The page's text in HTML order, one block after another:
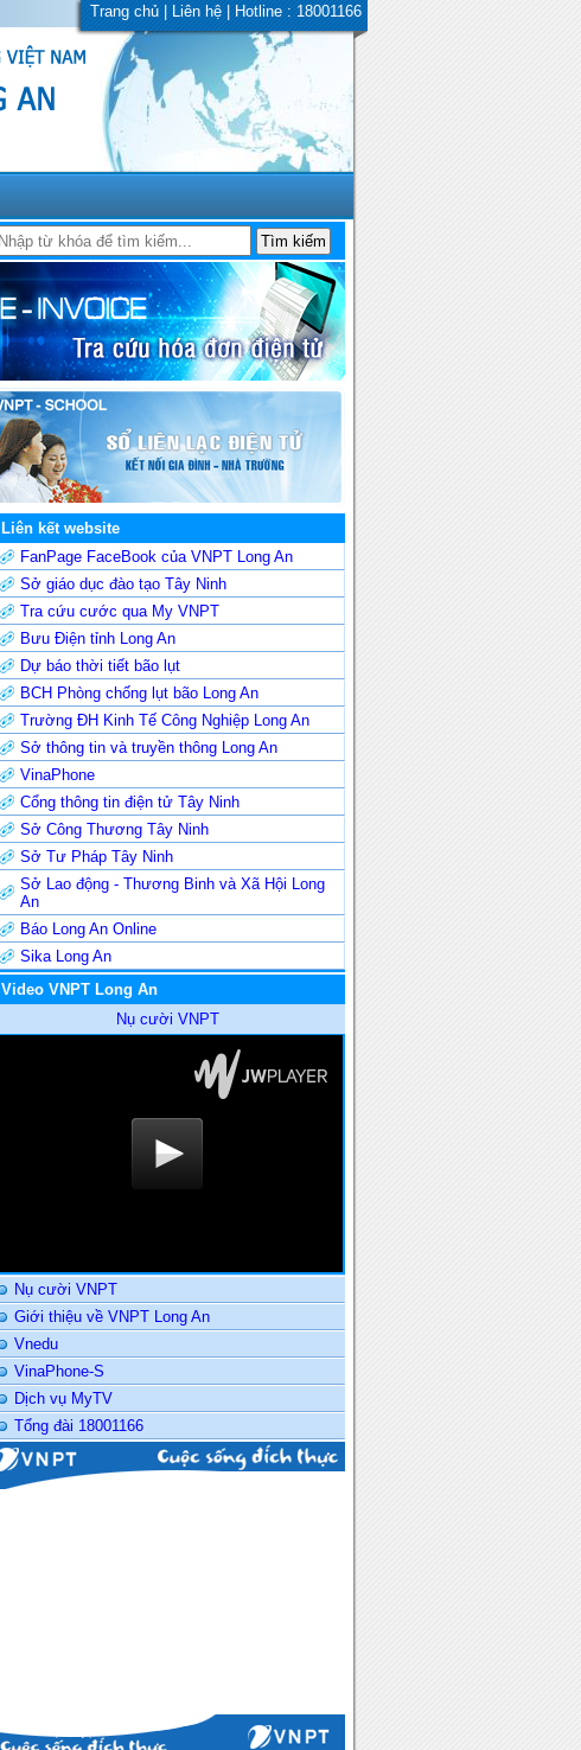
Trang chủ Liên hệ | Hotline : 18001166
Liên kết website
FanPage FaceBook của VNPT Long An
Sở giáo dục đào tạo Tây Ninh
Tra cứu cước qua My VNPT
Bưu Điện tỉnh Long An
Dự báo thời tiết bão lụt
BCH Phòng chống lụt bão Long An
Trường ĐH Kinh Tế Công Nghiệp Long An
Sở thông tin và truyền thông Long An
VinaPhone
Cổng thông tin điện tử Tây Ninh
Sở Công Thương Tây Ninh
Sở Tư Pháp Tây Ninh
Sở Lao động - Thương Binh và Xã Hội Long
An
Báo Long An Online
Sika Long An
Video VNPT Long An
Nụ cười VNPT
Nụ cười VNPT
Giới thiệu về VNPT Long An
Vnedu
VinaPhone-S
Dịch vụ MyTV
Tổng đài 18001166